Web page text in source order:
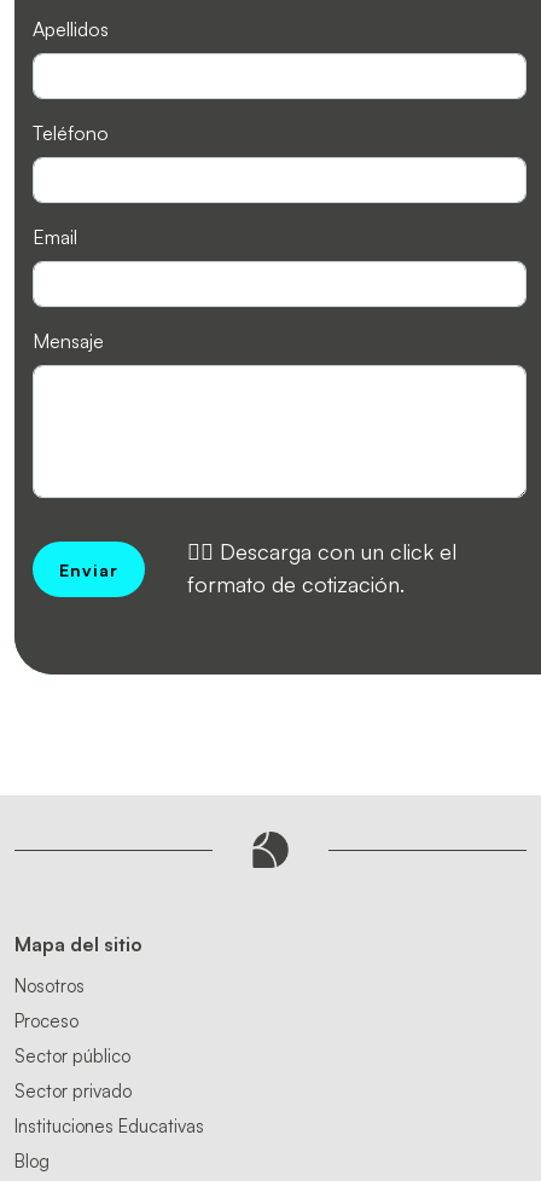
Apellidos
Teléfono
Email
Mensaje
Enviar
👉🏻 Descarga con un click el
formato de cotización.
Mapa del sitio
Nosotros
Proceso
Sector público
Sector privado
Instituciones Educativas
Blog